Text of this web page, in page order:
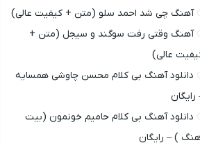
آهنگ چی شد احمد سلو (متن + کیفیت عالی)
آهنگ وقتی رفت سوگند و سیجل (متن +
عالی)
دانلود آهنگ بی کلام محسن چاوشی همسایه
رایگان
دانلود آهنگ بی کلام حامیم خونمون (بیت
) – رایگان